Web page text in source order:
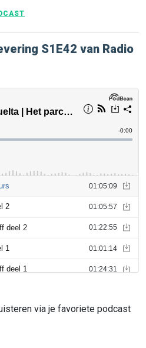
S1E42 van Radio
via je favoriete podcast